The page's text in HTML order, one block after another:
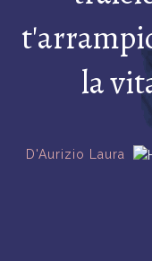
la
D'Aurizio Laura